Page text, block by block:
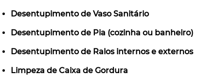
Desentupimento de Vaso Sanitário
Desentupimento de Pia (cozinha ou banheiro)
Desentupimento de Ralos internos e externos
Limpeza de Caixa de Gordura